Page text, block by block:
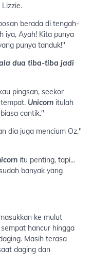
berada di tengah-
iya, Ayah! Kita punya
punya tanduk!"
dua tiba-tiba jadi
pingsan, seekor
Unicorn itulah
cantik."
dia juga mencium Oz,"
itu penting, tapi...
banyak yang
ke mulut
hancur hingga
Masih terasa
daging dan